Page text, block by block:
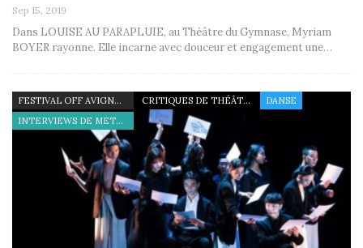
Sep 15, 2019
Dans LOUISE AU PARAPLUIE, au Théâtre du Gymnase, Myriam
BOYER rayonne. Elle incarne avec douceur et engagement une…
FESTIVAL OFF AVIGNON 19 CRITIQUES DE THÉÂTRE
DANSE
INTERVIEWS DE METTEURS EN SCÈNE